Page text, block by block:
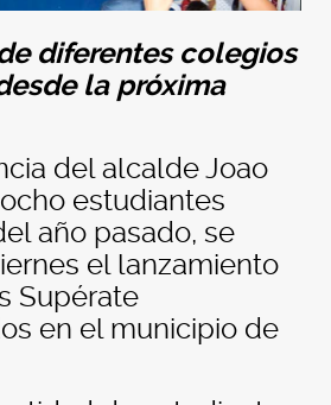
diferentes colegios
la próxima
del alcalde Joao
estudiantes
año pasado, se
el lanzamiento
Supérate
en el municipio de